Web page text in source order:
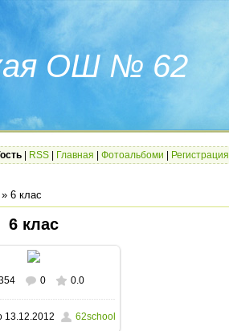
ОШ № 62
RSS Главная Фотоальбоми Регистрация
» 6 клас
6 клас
В реальном размере
/ 194.9Kb
0 0.0
13.12.2012 62school